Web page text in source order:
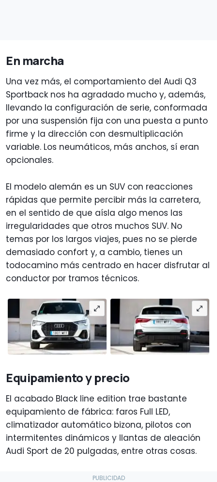
En marcha
Una vez más, el comportamiento del Audi Q3
Sportback nos ha agradado mucho y, además,
llevando la configuración de serie, conformada
por una suspensión fija con una puesta a punto
firme y la dirección con desmultiplicación
variable. Los neumáticos, más anchos, sí eran
opcionales.
El modelo alemán es un SUV con reacciones
rápidas que permite percibir más la carretera,
en el sentido de que aísla algo menos las
irregularidades que otros muchos SUV. No
temas por los largos viajes, pues no se pierde
demasiado confort y, a cambio, tienes un
todocamino más centrado en hacer disfrutar al
conductor por tramos técnicos.
Equipamiento y precio
El acabado Black line edition trae bastante
equipamiento de fábrica: faros Full LED,
climatizador automático bizona, pilotos con
intermitentes dinámicos y llantas de aleación
Audi Sport de 20 pulgadas, entre otras cosas.